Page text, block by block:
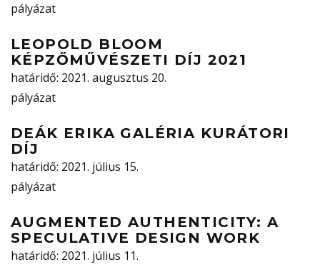
pályázat
LEOPOLD BLOOM
KÉPZŐMŰVÉSZETI DÍJ 2021
határidő: 2021. augusztus 20.
pályázat
DEÁK ERIKA GALÉRIA KURÁTORI
DÍJ
határidő: 2021. július 15.
pályázat
AUGMENTED AUTHENTICITY: A
SPECULATIVE DESIGN WORK
határidő: 2021. július 11.